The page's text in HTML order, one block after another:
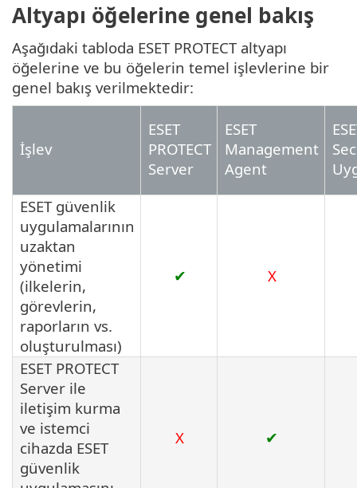
Altyapı öğelerine genel bakış
Aşağıdaki tabloda ESET PROTECT altyapı
öğelerine ve bu öğelerin temel işlevlerine bir
genel bakış verilmektedir:
İşlev
ESET
PROTECT
Server
ESET
Management
Agent
ESET güvenlik
uygulamalarının
uzaktan
yönetimi
(ilkelerin,
görevlerin,
raporların vs.
oluşturulması)
✔ X
ESET PROTECT
Server ile
iletişim kurma
ve istemci
cihazda ESET
güvenlik
X ✔